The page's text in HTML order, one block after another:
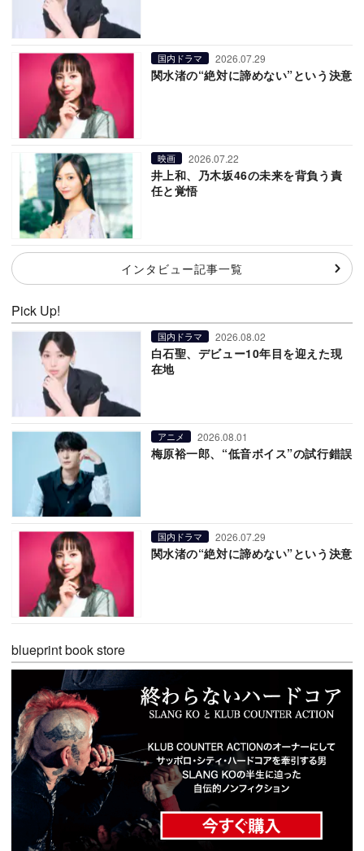
国内ドラマ 2026.07.29
関水渚の“絶対に諦めない”という決意
映画 2026.07.22
井上和、乃木坂46の未来を背負う責
任と覚悟
インタビュー記事一覧
Pick Up!
国内ドラマ 2026.08.02
白石聖、デビュー10年目を迎えた現
在地
アニメ 2026.08.01
梅原裕一郎、“低音ボイス”の試行錯誤
国内ドラマ 2026.07.29
関水渚の“絶対に諦めない”という決意
blueprint book store